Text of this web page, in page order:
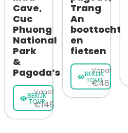
Cave,
Cuc
Phuong
National
Park
& ​​
Pagoda’s
BEKIJK
TOUR
Vanaf
€148
Trang
An
boottocht
en
fietsen
BEKIJK
TOUR
Vanaf
€48